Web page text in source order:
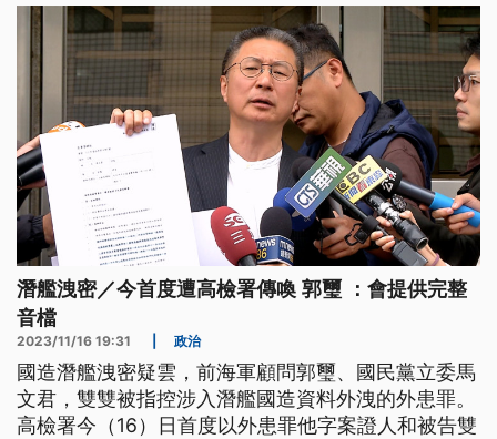
潛艦洩密／今首度遭高檢署傳喚 郭璽 ：會提供完整
音檔
2023/11/16 19:31 政治
國造潛艦洩密疑雲，前海軍顧問郭璽、國民黨立委馬
文君，雙雙被指控涉入潛艦國造資料外洩的外患罪。
高檢署今（16）日首度以外患罪他字案證人和被告雙